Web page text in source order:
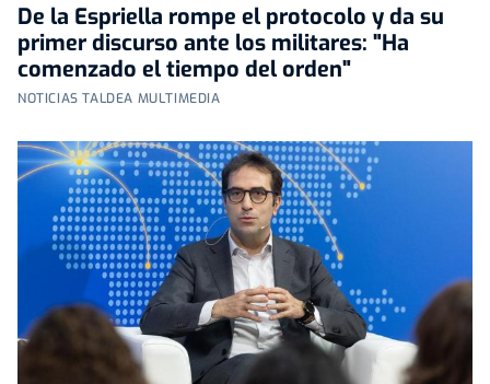
De la Espriella rompe el protocolo y da su
primer discurso ante los militares: "Ha
comenzado el tiempo del orden"
NOTICIAS TALDEA MULTIMEDIA